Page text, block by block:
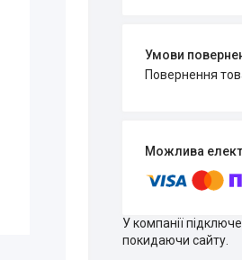
повернення
У компанії
покидаючи сайту.